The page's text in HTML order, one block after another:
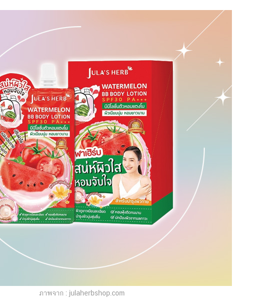
ภาพจาก : julaherbshop.com